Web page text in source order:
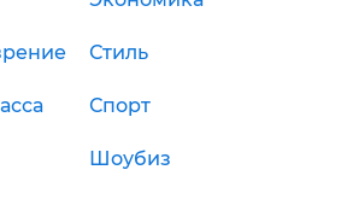
Стиль
Спорт
Шоубиз